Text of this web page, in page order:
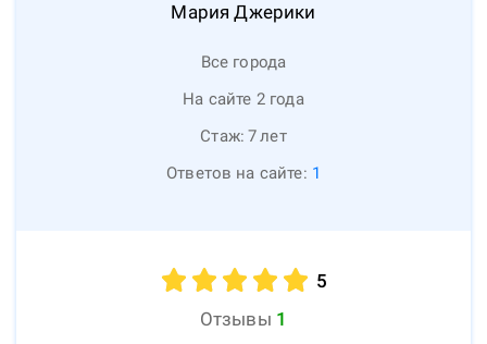
Мария Джерики
Все города
На сайте 2 года
Стаж: 7лет
Ответов на сайте: 1
5
Отзывы 1